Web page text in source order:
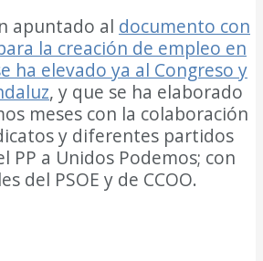
apuntado al documento con
la creación de empleo en
ha elevado ya al Congreso y
, y que se ha elaborado
meses con la colaboración
y diferentes partidos
PP a Unidos Podemos; con
del PSOE y de CCOO.